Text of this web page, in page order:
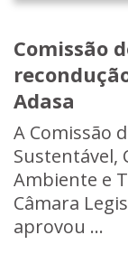
Comissão
Adasa
A Comissão
Sustentável,
Ambiente e
Câmara
aprovou ...